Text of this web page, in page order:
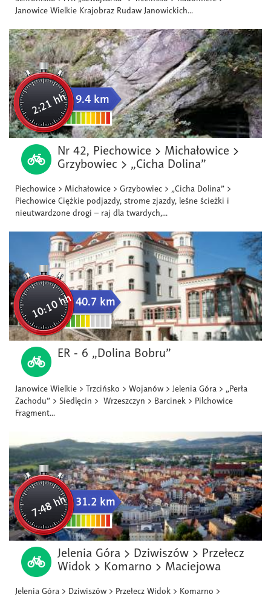
Janowice Wielkie Krajobraz Rudaw Janowickich...
2:21 hh 9.4 km
Nr 42, Piechowice > Michałowice >
Grzybowiec > „Cicha Dolina”
Piechowice > Michałowice > Grzybowiec > „Cicha Dolina” >
Piechowice Ciężkie podjazdy, strome zjazdy, leśne ścieżki i
nieutwardzone drogi – raj dla twardych,...
10:10 hh40.7 km
ER - 6 „Dolina Bobru”
Janowice Wielkie > Trzcińsko > Wojanów > Jelenia Góra > „Perła
Zachodu” > Siedlęcin > Wrzeszczyn > Barcinek > Pilchowice
Fragment...
7:48 hh 31.2 km
Jelenia Góra > Dziwiszów > Przełecz
Widok > Komarno > Maciejowa
Jelenia Góra > Dziwiszów > Przełecz Widok > Komarno >